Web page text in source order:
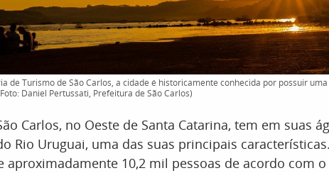
de Turismo de São Carlos, a cidade é historicamente conhecida por possuir
Daniel Pertussati, Prefeitura de São Carlos)
Carlos, no Oeste de Santa Catarina, tem em suas
Rio Uruguai, uma das suas principais
aproximadamente 10,2 mil pessoas de acordo com o